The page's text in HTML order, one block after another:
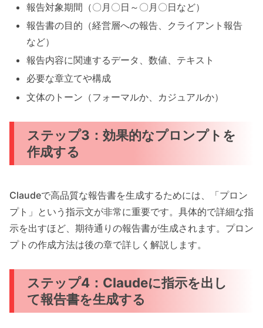
報告対象期間（〇月〇日～〇月〇日など）
報告書の目的（経営層への報告、クライアント報告
など）
報告内容に関連するデータ、数値、テキスト
必要な章立てや構成
文体のトーン（フォーマルか、カジュアルか）
ステップ3：効果的なプロンプトを
作成する
Claudeで高品質な報告書を生成するためには、「プロン
プト」という指示文が非常に重要です。具体的で詳細な指
示を出すほど、期待通りの報告書が生成されます。プロン
プトの作成方法は後の章で詳しく解説します。
ステップ4：Claudeに指示を出し
て報告書を生成する